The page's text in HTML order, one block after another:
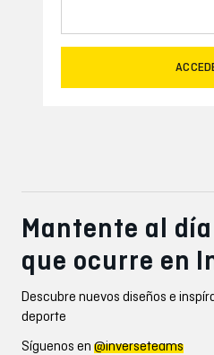
Mantente al
que ocurre en
Descubre nuevos diseños e
deporte
Síguenos en @inverseteams